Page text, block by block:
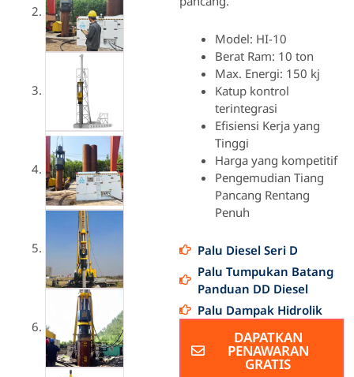
Model: HI-10
Berat Ram: 10 ton
Max. Energi: 150 kj
Katup kontrol
terintegrasi
Efisiensi Kerja yang
Tinggi
Harga yang kompetitif
Pengemudian Tiang
Pancang Rentang
Penuh
Palu Diesel Seri D
Palu Tumpukan Batang
Panduan DD Diesel
Palu Dampak Hidrolik
DAPATKAN
PENAWARAN
GRATIS